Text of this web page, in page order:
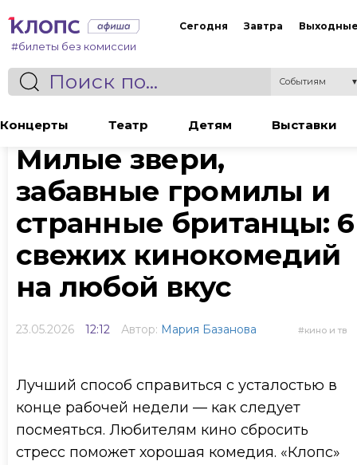
#билеты без комиссии
Сегодня Завтра
Событиям
Концерты Театр Детям Выставки
Статья
Милые звери,
забавные громилы и
странные британцы: 6
свежих кинокомедий
на любой вкус
23.05.2026 12:12 Автор: Мария Базанова кино и тв
Лучший способ справиться с усталостью в
конце рабочей недели — как следует
посмеяться. Любителям кино сбросить
стресс поможет хорошая комедия. «Клопс»